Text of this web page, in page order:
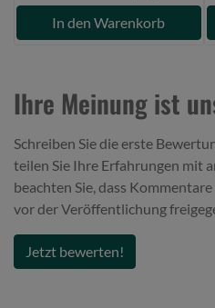
In den Warenkorb
Ihre Meinung ist
Schreiben Sie die erste
teilen Sie Ihre Erfahrungen mit
beachten Sie, dass
vor der Veröffentlichung
Jetzt bewerten!